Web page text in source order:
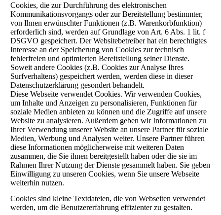
Cookies, die zur Durchführung des elektronischen
Kommunikationsvorgangs oder zur Bereitstellung bestimmter,
von Ihnen erwünschter Funktionen (z.B. Warenkorbfunktion)
erforderlich sind, werden auf Grundlage von Art. 6 Abs. 1 lit. f
DSGVO gespeichert. Der Websitebetreiber hat ein berechtigtes
Interesse an der Speicherung von Cookies zur technisch
fehlerfreien und optimierten Bereitstellung seiner Dienste.
Soweit andere Cookies (z.B. Cookies zur Analyse Ihres
Surfverhaltens) gespeichert werden, werden diese in dieser
Datenschutzerklärung gesondert behandelt.
Diese Webseite verwendet Cookies. Wir verwenden Cookies,
um Inhalte und Anzeigen zu personalisieren, Funktionen für
soziale Medien anbieten zu können und die Zugriffe auf unsere
Website zu analysieren. Außerdem geben wir Informationen zu
Ihrer Verwendung unserer Website an unsere Partner für soziale
Medien, Werbung und Analysen weiter. Unsere Partner führen
diese Informationen möglicherweise mit weiteren Daten
zusammen, die Sie ihnen bereitgestellt haben oder die sie im
Rahmen Ihrer Nutzung der Dienste gesammelt haben. Sie geben
Einwilligung zu unseren Cookies, wenn Sie unsere Webseite
weiterhin nutzen.
Cookies sind kleine Textdateien, die von Webseiten verwendet
werden, um die Benutzererfahrung effizienter zu gestalten.